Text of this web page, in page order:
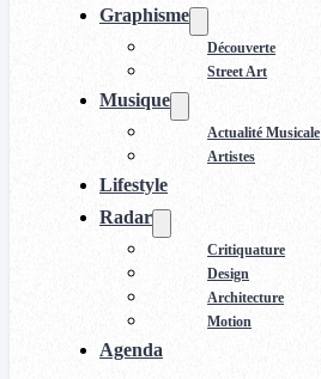
Graphisme
Découverte
Street Art
Musique
Actualité Musicale
Artistes
Lifestyle
Radar
Critiquature
Design
Architecture
Motion
Agenda